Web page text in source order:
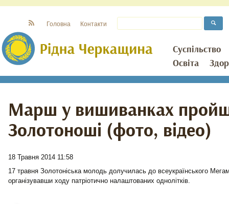
Суспільство
Освіта
Головна Контакти
Марш у вишиванках
Золотоноші (фото, відео)
18 Травня 2014 11:58
17 травня Золотоніська молодь долучилась до всеукраїнського
організувавши ходу патріотично налаштованих однолітків.